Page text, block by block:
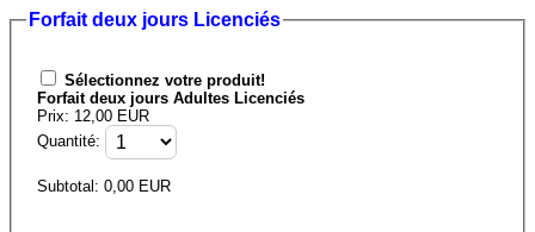
Forfait deux jours Licenciés
Sélectionnez votre produit!
Forfait deux jours Adultes Licenciés
Prix: 12,00 EUR
Quantité:
Subtotal: 0,00 EUR